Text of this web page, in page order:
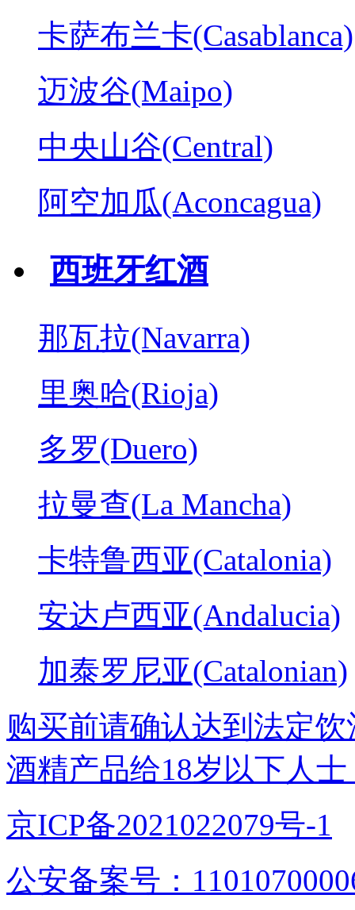
卡萨布兰卡(Casablanca)
迈波谷(Maipo)
中央山谷(Central)
阿空加瓜(Aconcagua)
西班牙红酒
那瓦拉(Navarra)
里奥哈(Rioja)
多罗(Duero)
拉曼查(La Mancha)
卡特鲁西亚(Catalonia)
安达卢西亚(Andalucia)
加泰罗尼亚(Catalonian)
购买前请确认达到法定
酒精产品给18岁以下人士
京ICP备2021022079号-1
公安备案号：